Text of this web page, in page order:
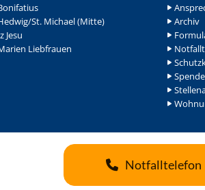
St. Michael (Mitte)
Jesu
Liebfrauen
Archiv
Notfalltelefon